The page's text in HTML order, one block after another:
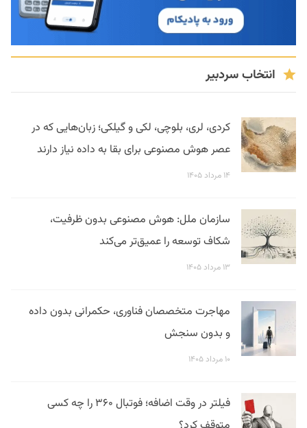
انتخاب سردبیر
کردی، لری، بلوچی، لکی و گیلکی؛ زبان‌هایی که در
عصر هوش مصنوعی برای بقا به داده نیاز دارند
۱۴ مرداد ۱۴۰۵
سازمان ملل: هوش مصنوعی بدون ظرفیت،
شکاف توسعه را عمیق‌تر می‌کند
۱۳ مرداد ۱۴۰۵
مهاجرت متخصصان فناوری، حکمرانی بدون داده
و بدون سنجش
۱۰ مرداد ۱۴۰۵
فیلتر در وقت اضافه؛ فوتبال ۳۶۰ را چه کسی